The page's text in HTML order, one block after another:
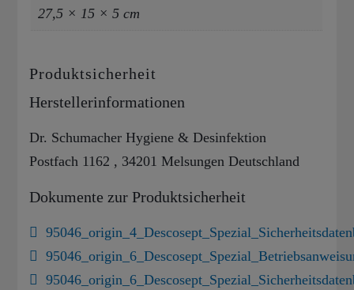
27,5 × 15 × 5 cm
Produktsicherheit
Herstellerinformationen
Dr. Schumacher Hygiene & Desinfektion
Postfach 1162 , 34201 Melsungen Deutschland
Dokumente zur Produktsicherheit